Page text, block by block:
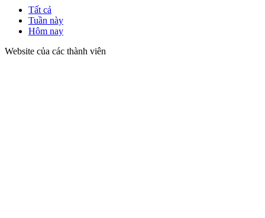
Tất cả
Tuần này
Hôm nay
Website của các thành viên